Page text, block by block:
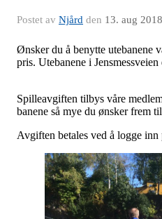
Postet av Njård den 13. aug 2018
Ønsker du å benytte utebanene
pris. Utebanene i Jensmessveien
Spilleavgiften tilbys våre
banene så mye du ønsker frem
Avgiften betales ved å logge inn